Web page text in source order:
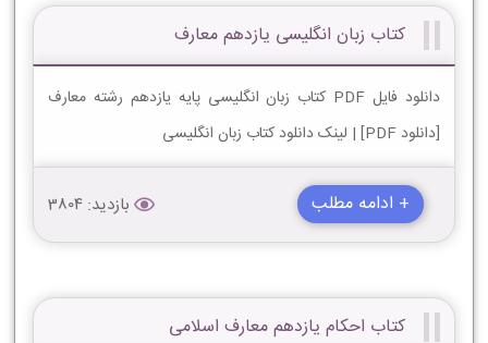
کتاب زبان انگلیسی یازدهم معارف
دانلود فایل PDF کتاب زبان انگلیسی پایه یازدهم رشته معارف
[دانلود PDF] | لینک دانلود کتاب زبان انگلیسی
+ ادامه مطلب بازدید: 3804
کتاب احکام یازدهم معارف اسلامی